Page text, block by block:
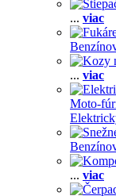
... viac
... viac
Moto-
... viac